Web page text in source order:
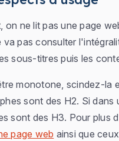
on ne lit pas une page
va pas consulter
sous-titres puis les
monotone, scindez-la
sont des H2. Si
sont des H3. Pour plus
page web ainsi que